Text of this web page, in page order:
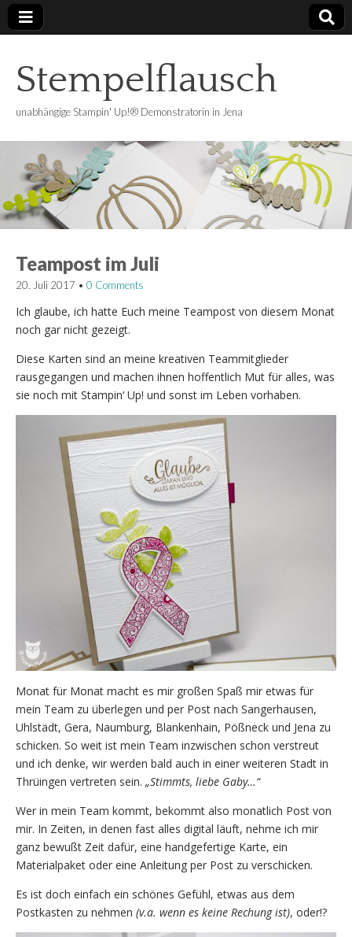
Stempelflausch
unabhängige Stampin' Up!® Demonstratorin in Jena
Teampost im Juli
20. Juli 2017 • 0 Comments
Ich glaube, ich hatte Euch meine Teampost von diesem Monat
noch gar nicht gezeigt.
Diese Karten sind an meine kreativen Teammitglieder
rausgegangen und machen ihnen hoffentlich Mut für alles, was
sie noch mit Stampin‘ Up! und sonst im Leben vorhaben.
Monat für Monat macht es mir großen Spaß mir etwas für
mein Team zu überlegen und per Post nach Sangerhausen,
Uhlstädt, Gera, Naumburg, Blankenhain, Pößneck und Jena zu
schicken. So weit ist mein Team inzwischen schon verstreut
und ich denke, wir werden bald auch in einer weiteren Stadt in
Thrüingen vertreten sein. „Stimmts, liebe Gaby…“
Wer in mein Team kommt, bekommt also monatlich Post von
mir. In Zeiten, in denen fast alles digital läuft, nehme ich mir
ganz bewußt Zeit dafür, eine handgefertige Karte, ein
Materialpaket oder eine Anleitung per Post zu verschicken.
Es ist doch einfach ein schönes Gefühl, etwas aus dem
Postkasten zu nehmen (v.a. wenn es keine Rechung ist), oder!?